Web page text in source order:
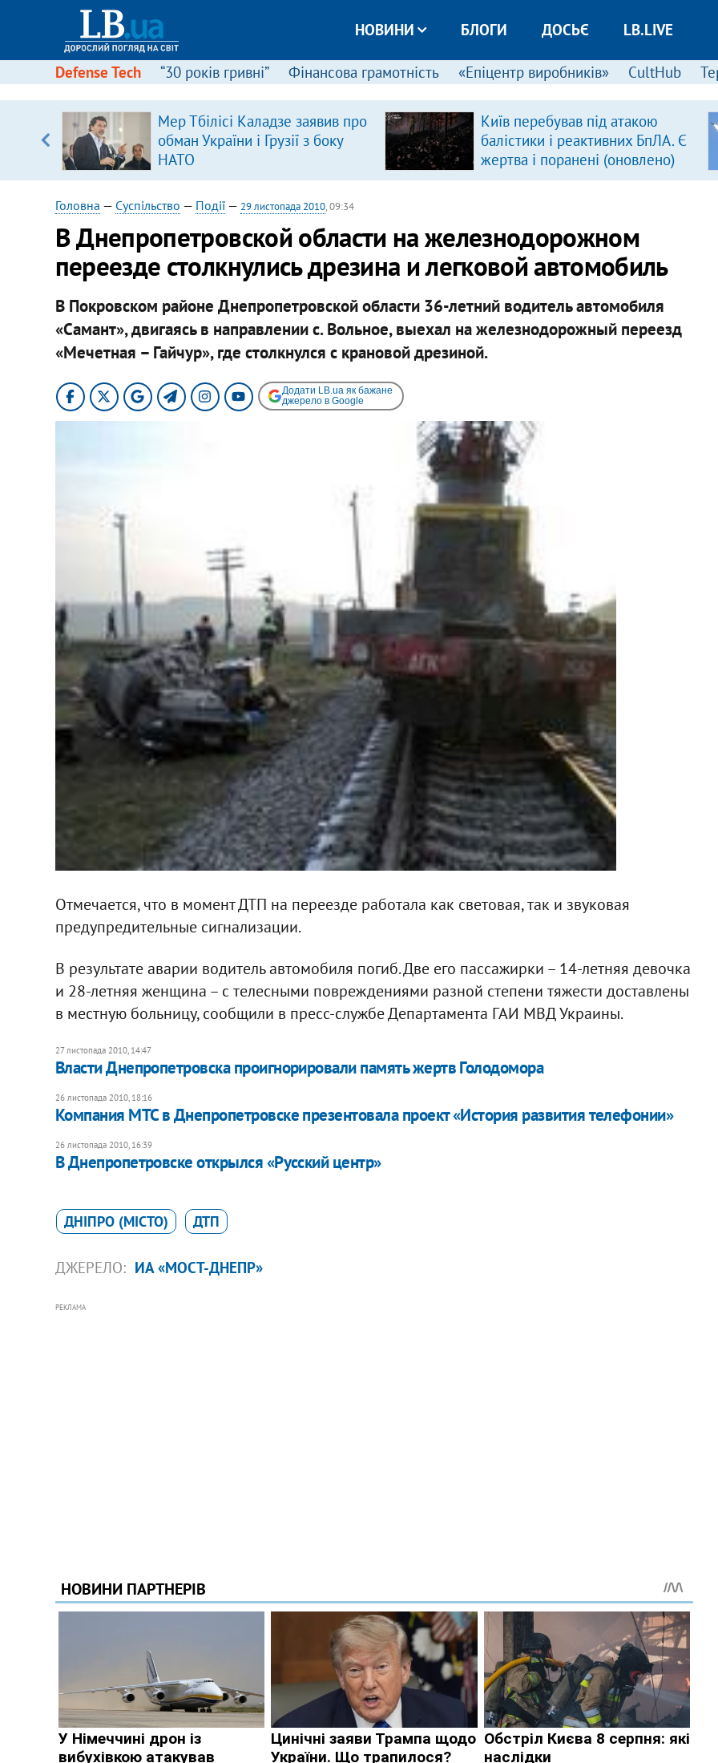
НОВИНИ БЛОГИ ДОСЬЄ LB.LIVE
Defense Tech “30 років гривні” Фінансова грамотність «Епіцентр виробників» CultHub
Мер Тбілісі Каладзе заявив про
обман України і Грузії з боку
НАТО
Київ перебував під атакою
балістики і реактивних БпЛА. Є
жертва і поранені (оновлено)
Головна — Суспільство — Події— 29 листопада 2010, 09:34
В Днепропетровской области на железнодорожном
переезде столкнулись дрезина и легковой автомобиль
В Покровском районе Днепропетровской области 36-летний водитель автомобиля
«Самант», двигаясь в направлении с. Вольное, выехал на железнодорожный переезд
«Мечетная – Гайчур», где столкнулся с крановой дрезиной.​
Додати LB.ua як бажане
джерело в Google
Отмечается, что в момент ДТП на переезде работала как световая, так и звуковая
предупредительные сигнализации.
В результате аварии водитель автомобиля погиб. Две его пассажирки – 14-летняя девочка
и 28-летняя женщина – с телесными повреждениями разной степени тяжести доставлены
в местную больницу, сообщили в пресс-службе Департамента ГАИ МВД Украины.
27 листопада 2010, 14:47
Власти Днепропетровска проигнорировали память жертв Голодомора
26 листопада 2010, 18:16
Компания МТС в Днепропетровске презентовала проект «История развития телефонии»
26 листопада 2010, 16:39
В Днепропетровске открылся «Русский центр»
ДНІПРО (МІСТО) ДТП
ДЖЕРЕЛО: ИА «МОСТ-ДНЕПР»
РЕКЛАМА